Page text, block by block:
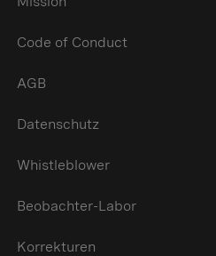
Code of Conduct
AGB
Datenschutz
Whistleblower
Beobachter-Labor
Korrekturen